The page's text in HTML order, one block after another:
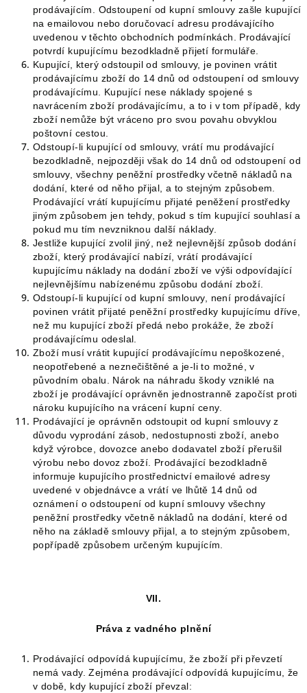
prodávajícím. Odstoupení od kupní smlouvy zašle kupující
na emailovou nebo doručovací adresu prodávajícího
uvedenou v těchto obchodních podmínkách. Prodávající
potvrdí kupujícímu bezodkladně přijetí formuláře.
Kupující, který odstoupil od smlouvy, je povinen vrátit
prodávajícímu zboží do 14 dnů od odstoupení od smlouvy
prodávajícímu. Kupující nese náklady spojené s
navrácením zboží prodávajícímu, a to i v tom případě, kdy
zboží nemůže být vráceno pro svou povahu obvyklou
poštovní cestou.
Odstoupí-li kupující od smlouvy, vrátí mu prodávající
bezodkladně, nejpozději však do 14 dnů od odstoupení od
smlouvy, všechny peněžní prostředky včetně nákladů na
dodání, které od něho přijal, a to stejným způsobem.
Prodávající vrátí kupujícímu přijaté peněžení prostředky
jiným způsobem jen tehdy, pokud s tím kupující souhlasí a
pokud mu tím nevzniknou další náklady.
Jestliže kupující zvolil jiný, než nejlevnější způsob dodání
zboží, který prodávající nabízí, vrátí prodávající
kupujícímu náklady na dodání zboží ve výši odpovídající
nejlevnějšímu nabízenému způsobu dodání zboží.
Odstoupí-li kupující od kupní smlouvy, není prodávající
povinen vrátit přijaté peněžní prostředky kupujícímu dříve,
než mu kupující zboží předá nebo prokáže, že zboží
prodávajícímu odeslal.
Zboží musí vrátit kupující prodávajícímu nepoškozené,
neopotřebené a neznečištěné a je-li to možné, v
původním obalu. Nárok na náhradu škody vzniklé na
zboží je prodávající oprávněn jednostranně započíst proti
nároku kupujícího na vrácení kupní ceny.
Prodávající je oprávněn odstoupit od kupní smlouvy z
důvodu vyprodání zásob, nedostupnosti zboží, anebo
když výrobce, dovozce anebo dodavatel zboží přerušil
výrobu nebo dovoz zboží. Prodávající bezodkladně
informuje kupujícího prostřednictví emailové adresy
uvedené v objednávce a vrátí ve lhůtě 14 dnů od
oznámení o odstoupení od kupní smlouvy všechny
peněžní prostředky včetně nákladů na dodání, které od
něho na základě smlouvy přijal, a to stejným způsobem,
popřípadě způsobem určeným kupujícím.
VII.
Práva z vadného plnění
Prodávající odpovídá kupujícímu, že zboží při převzetí
nemá vady. Zejména prodávající odpovídá kupujícímu, že
v době, kdy kupující zboží převzal: